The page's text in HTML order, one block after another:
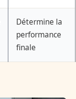
Détermine la
performance
finale